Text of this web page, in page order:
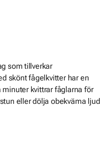
som tillverkar
skönt fågelkvitter har en
kvittrar fåglarna för
eller dölja obekväma ljud